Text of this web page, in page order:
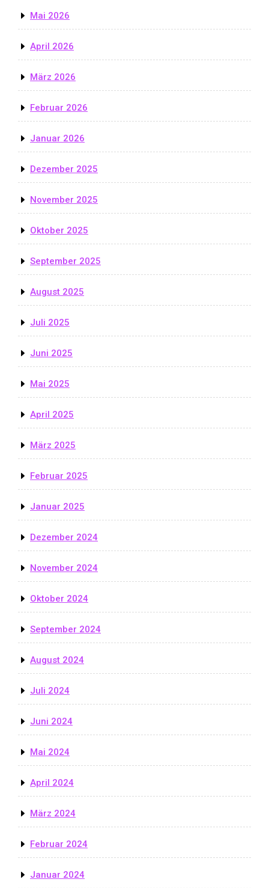
Mai 2026
April 2026
März 2026
Februar 2026
Januar 2026
Dezember 2025
November 2025
Oktober 2025
September 2025
August 2025
Juli 2025
Juni 2025
Mai 2025
April 2025
März 2025
Februar 2025
Januar 2025
Dezember 2024
November 2024
Oktober 2024
September 2024
August 2024
Juli 2024
Juni 2024
Mai 2024
April 2024
März 2024
Februar 2024
Januar 2024